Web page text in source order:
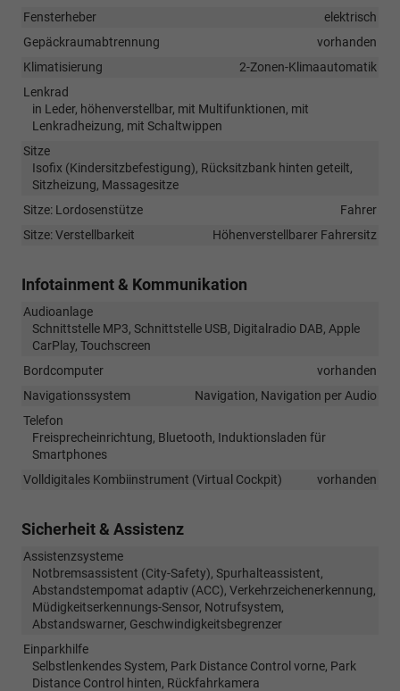
Fensterheber
elektrisch
Gepäckraumabtrennung
vorhanden
Klimatisierung
2-Zonen-Klimaautomatik
Lenkrad
in Leder, höhenverstellbar, mit Multifunktionen, mit
Lenkradheizung, mit Schaltwippen
Sitze
Isofix (Kindersitzbefestigung), Rücksitzbank hinten geteilt,
Sitzheizung, Massagesitze
Sitze: Lordosenstütze
Fahrer
Sitze: Verstellbarkeit
Höhenverstellbarer Fahrersitz
Infotainment & Kommunikation
Audioanlage
Schnittstelle MP3, Schnittstelle USB, Digitalradio DAB, Apple
CarPlay, Touchscreen
Bordcomputer
vorhanden
Navigationssystem
Navigation, Navigation per Audio
Telefon
Freisprecheinrichtung, Bluetooth, Induktionsladen für
Smartphones
Volldigitales Kombiinstrument (Virtual Cockpit)
vorhanden
Sicherheit & Assistenz
Assistenzsysteme
Notbremsassistent (City-Safety), Spurhalteassistent,
Abstandstempomat adaptiv (ACC), Verkehrzeichenerkennung,
Müdigkeitserkennungs-Sensor, Notrufsystem,
Abstandswarner, Geschwindigkeitsbegrenzer
Einparkhilfe
Selbstlenkendes System, Park Distance Control vorne, Park
Distance Control hinten, Rückfahrkamera